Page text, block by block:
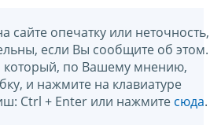
сайте опечатку или неточность,
если Вы сообщите об этом.
который, по Вашему мнению,
и нажмите на клавиатуре
Ctrl + Enter или нажмите сюда.